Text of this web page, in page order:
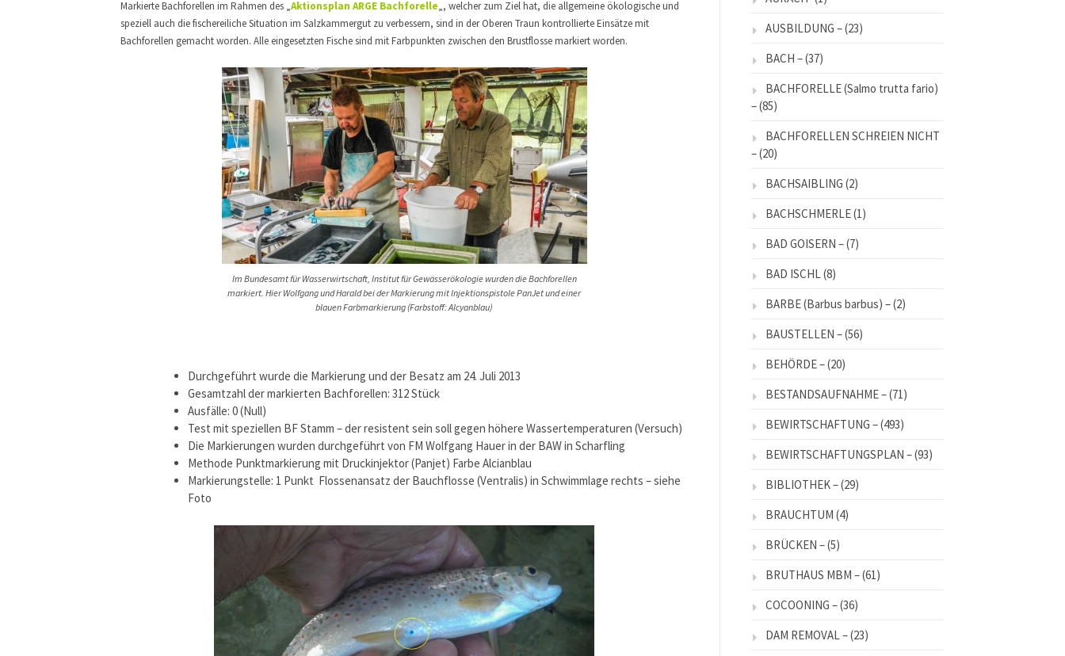
Markierte Bachforellen im Rahmen des „Aktionsplan ARGE Bachforelle„, welcher zum Ziel hat, die allgemeine ökologische und
speziell auch die fischereiliche Situation im Salzkammergut zu verbessern, sind in der Oberen Traun kontrollierte Einsätze mit
Bachforellen gemacht worden. Alle eingesetzten Fische sind mit Farbpunkten zwischen den Brustflosse markiert worden.
Im Bundesamt für Wasserwirtschaft, Institut für Gewässerökologie wurden die Bachforellen
markiert. Hier Wolfgang und Harald bei der Markierung mit Injektionspistole PanJet und einer
blauen Farbmarkierung (Farbstoff: Alcyanblau)
Durchgeführt wurde die Markierung und der Besatz am 24. Juli 2013
Gesamtzahl der markierten Bachforellen: 312 Stück
Ausfälle: 0 (Null)
Test mit speziellen BF Stamm – der resistent sein soll gegen höhere Wassertemperaturen (Versuch)
Die Markierungen wurden durchgeführt von FM Wolfgang Hauer in der BAW in Scharfling
Methode Punktmarkierung mit Druckinjektor (Panjet) Farbe Alcianblau
Markierungstelle: 1 Punkt Flossenansatz der Bauchflosse (Ventralis) in Schwimmlage rechts – siehe
Foto
AUSBILDUNG –(23)
BACH –(37)
BACHFORELLE (Salmo trutta fario)
–(85)
BACHFORELLEN SCHREIEN NICHT
–(20)
BACHSAIBLING (2)
BACHSCHMERLE(1)
BAD GOISERN –(7)
BAD ISCHL(8)
BARBE (Barbus barbus) –(2)
BAUSTELLEN –(56)
BEHÖRDE –(20)
BESTANDSAUFNAHME –(71)
BEWIRTSCHAFTUNG –(493)
BEWIRTSCHAFTUNGSPLAN –(93)
BIBLIOTHEK –(29)
BRAUCHTUM (4)
BRÜCKEN –(5)
BRUTHAUS MBM –(61)
COCOONING –(36)
DAM REMOVAL –(23)